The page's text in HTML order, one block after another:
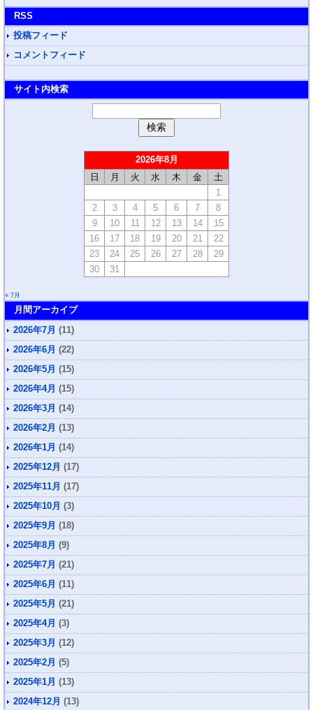
RSS
投稿フィード
コメントフィード
サイト内検索
2026年8月
日 月 火 水 木 金
土
1
2
3 4 5 6 7
8
9
10 11 12 13 14
15
16
17 18 19 20 21
22
23
24 25 26 27 28
29
30
31
« 7月
月間アーカイブ
2026年7月 (11)
2026年6月 (22)
2026年5月 (15)
2026年4月 (15)
2026年3月 (14)
2026年2月 (13)
2026年1月 (14)
2025年12月 (17)
2025年11月 (17)
2025年10月 (3)
2025年9月 (18)
2025年8月 (9)
2025年7月 (21)
2025年6月 (11)
2025年5月 (21)
2025年4月 (3)
2025年3月 (12)
2025年2月 (5)
2025年1月 (13)
2024年12月 (13)